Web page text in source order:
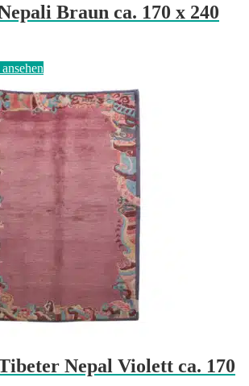
Braun ca. 170 x 240
Nepal Violett ca. 170